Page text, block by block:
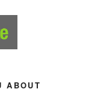
ABOUT